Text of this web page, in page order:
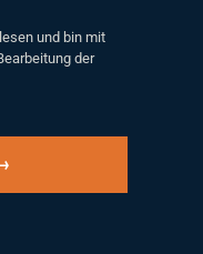
und bin mit
der